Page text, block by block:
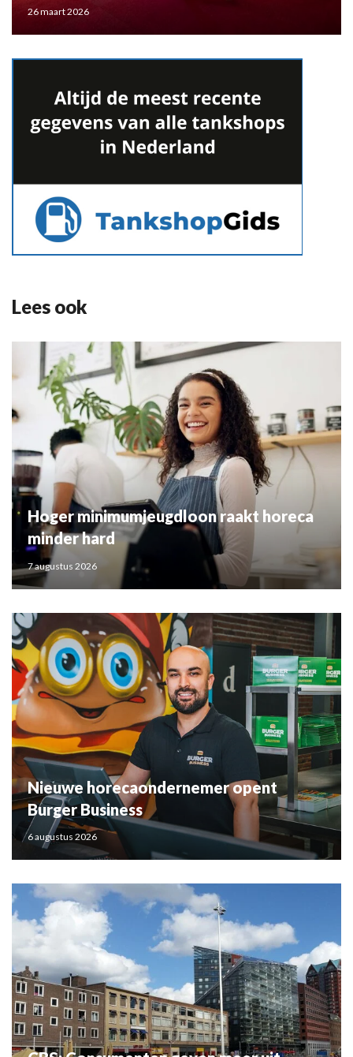
26 maart 2026
Lees ook
Hoger minimumjeugdloon raakt horeca
minder hard
7 augustus 2026
Nieuwe horecaondernemer opent
Burger Business
6 augustus 2026